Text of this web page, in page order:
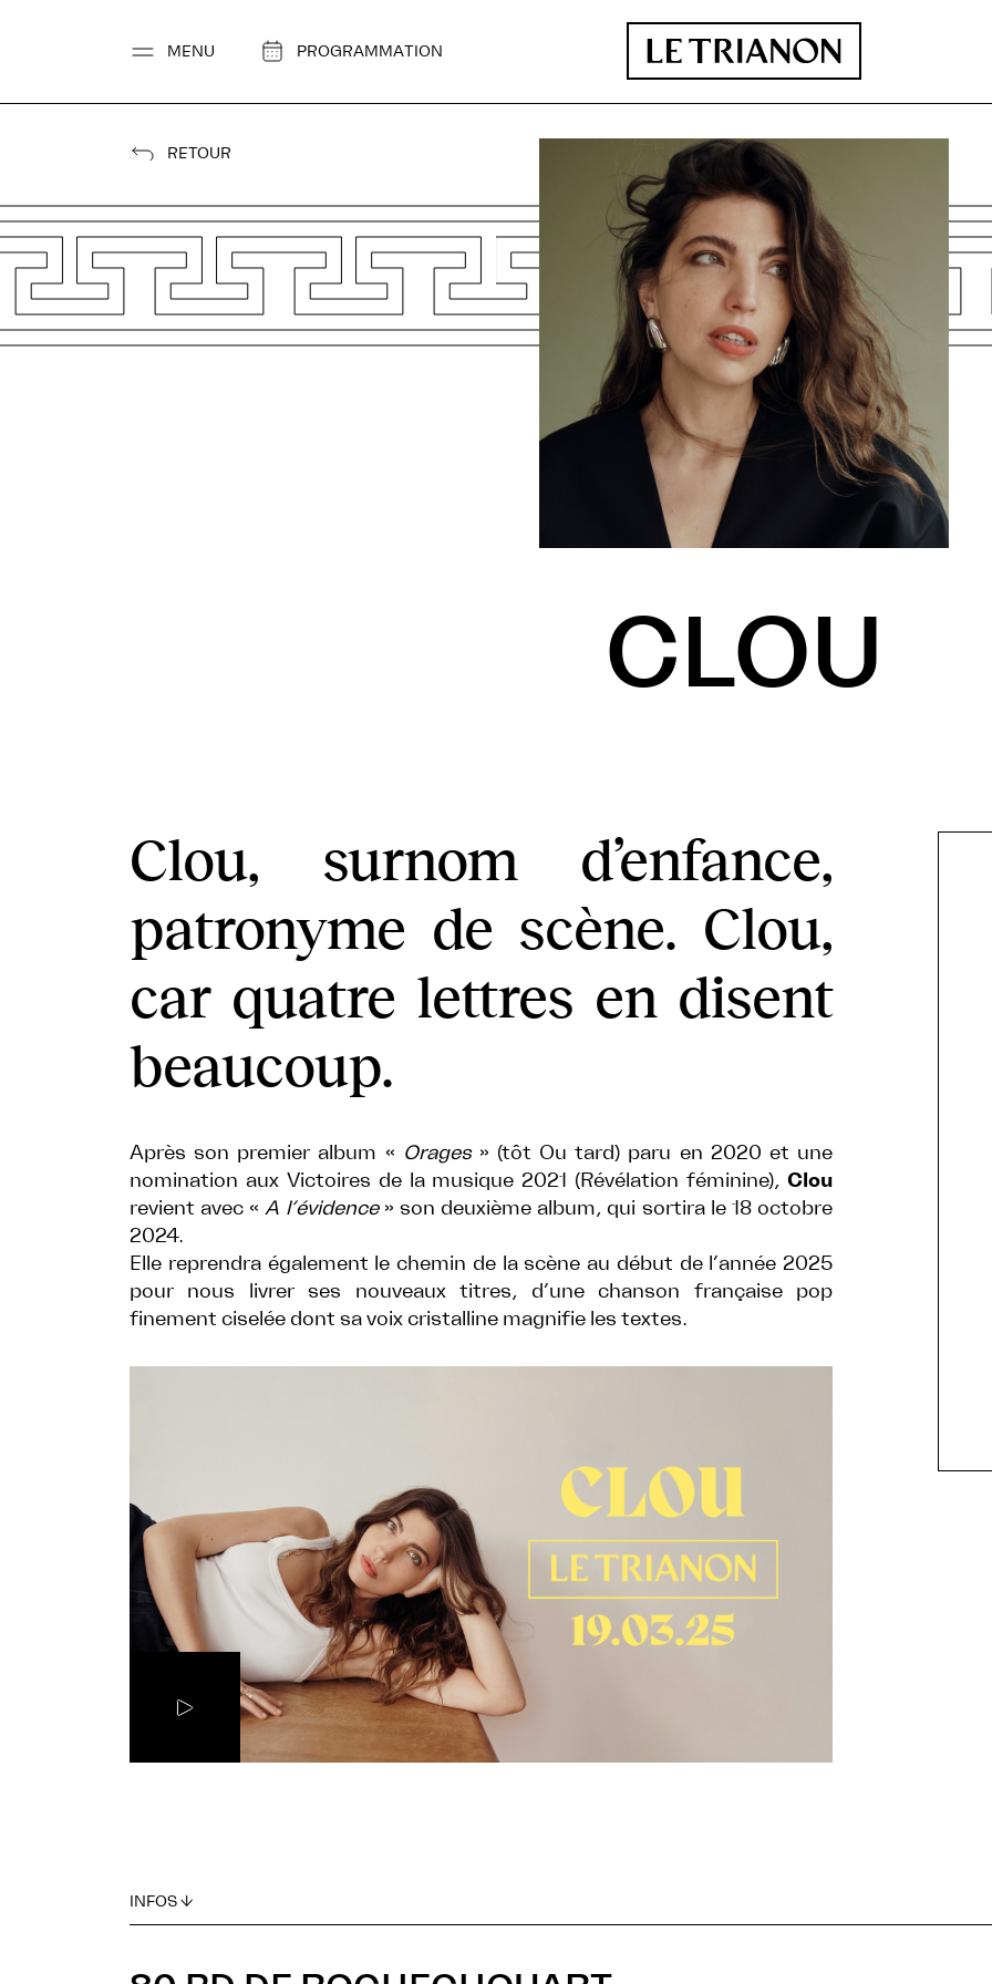
MENU PROGRAMMATION
RETOUR
CLOU
Clou, surnom d’enfance,
patronyme de scène. Clou,
car quatre lettres en disent
beaucoup.
Après son premier album « Orages» (tôt Ou tard) paru en 2020 et une
nomination aux Victoires de la musique 2021 (Révélation féminine), Clou
revient avec «A l’évidence» son deuxième album, qui sortira le 18 octobre
2024.
Elle reprendra également le chemin de la scène au début de l’année 2025
pour nous livrer ses nouveaux titres, d’une chanson française pop
finement ciselée dont sa voix cristalline magnifie les textes.
INFOS ↓